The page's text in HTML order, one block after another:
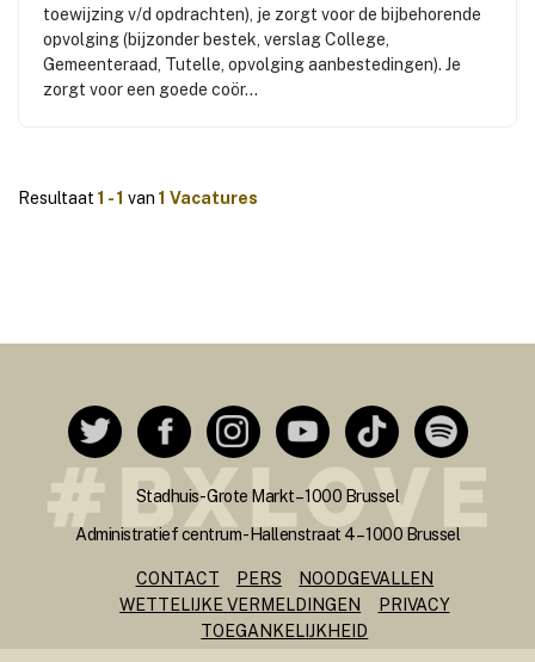
toewijzing v/d opdrachten), je zorgt voor de bijbehorende
opvolging (bijzonder bestek, verslag College,
Gemeenteraad, Tutelle, opvolging aanbestedingen). Je
zorgt voor een goede coör...
Resultaat 1 - 1 van 1 Vacatures
Stadhuis - Grote Markt – 1000 Brussel
Administratief centrum - Hallenstraat 4 – 1000 Brussel
CONTACT PERS
NOODGEVALLEN
WETTELIJKE VERMELDINGEN
PRIVACY
TOEGANKELIJKHEID